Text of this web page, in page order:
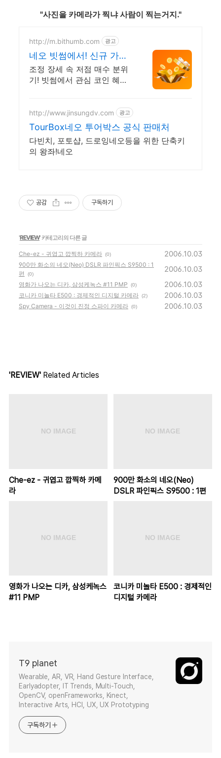
"사진을 카메라가 찍냐 사람이 찍는거지."
http://m.bithumb.com 광고
네오 빗썸에서! 신규 가입
시 5만원 혜택
조정 장세 속 저점 매수 분위
기! 빗썸에서 관심 코인 혜택
http://www.jinsungdv.com 광고
TourBox네오 투어박스 공식 판매처
다빈치, 포토샵, 드로잉네오등을 위한 단축키
의 왕좌!네오
공감 구독하기
'REVIEW' 카테고리의 다른 글
Che-ez - 귀엽고 깝찍하 카메라 (0) 2006.10.03
900만 화소의 네오(Neo) DSLR 파인픽스 S9500 : 1
편
(0)
2006.10.03
영화가 나오는 디카, 삼성케녹스 #11 PMP (0) 2006.10.03
코니카 미놀타 E500 : 경제적인 디지털 카메라 (2) 2006.10.03
Spy Camera - 이것이 진정 스파이 카메라 (0) 2006.10.03
'REVIEW' Related Articles
Che-ez - 귀엽고 깝찍하 카메
라
900만 화소의 네오(Neo)
DSLR 파인픽스 S9500 : 1편
영화가 나오는 디카, 삼성케녹스
#11 PMP
코니카 미놀타 E500 : 경제적인
디지털 카메라
T9 planet
Wearable, AR, VR, Hand Gesture Interface,
Earlyadopter, IT Trends, Multi-Touch,
OpenCV, openFrameworks, Kinect,
Interactive Arts, HCI, UX, UX Prototyping
구독하기